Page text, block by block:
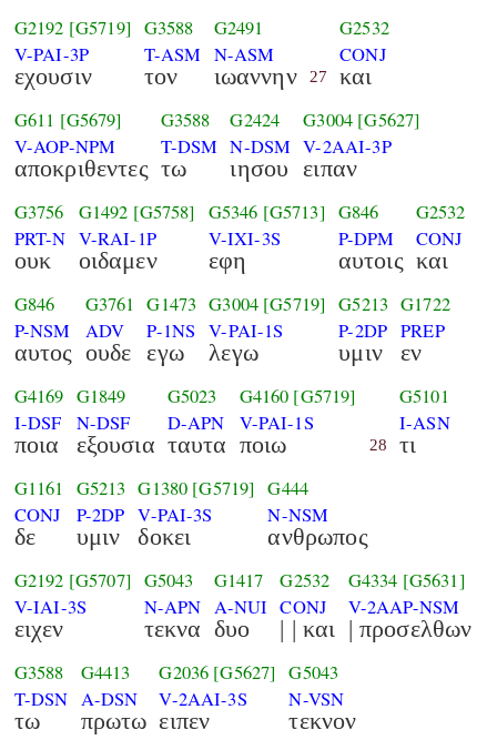
G2192 [G5719]
V-PAI-3P
εχουσιν
G3588
T-ASM
τον
G2491
N-ASM
ιωαννην 27
G2532
CONJ
και
G611 [G5679]
V-AOP-NPM
αποκριθεντες
G3588
T-DSM
τω
G2424
N-DSM
ιησου
G3004 [G5627]
V-2AAI-3P
ειπαν
G3756
PRT-N
ουκ
G1492 [G5758]
V-RAI-1P
οιδαμεν
G5346 [G5713]
V-IXI-3S
εφη
G846
P-DPM
αυτοις
G2532
CONJ
και
G846
P-NSM
αυτος
G3761
ADV
ουδε
G1473
P-1NS
εγω
G3004 [G5719]
V-PAI-1S
λεγω
G5213
P-2DP
υμιν
G1722
PREP
εν
G4169
I-DSF
ποια
G1849
N-DSF
εξουσια
G5023
D-APN
ταυτα
G4160 [G5719]
V-PAI-1S
ποιω 28
G5101
I-ASN
τι
G1161
CONJ
δε
G5213
P-2DP
υμιν
G1380 [G5719]
V-PAI-3S
δοκει
G444
N-NSM
ανθρωπος
G2192 [G5707]
V-IAI-3S
ειχεν
G5043
N-APN
τεκνα
G1417
A-NUI
δυο
G2532
CONJ
| | και
G4334 [G5631]
V-2AAP-NSM
| προσελθων
G3588
T-DSN
τω
G4413
A-DSN
πρωτω
G2036 [G5627]
V-2AAI-3S
ειπεν
G5043
N-VSN
τεκνον